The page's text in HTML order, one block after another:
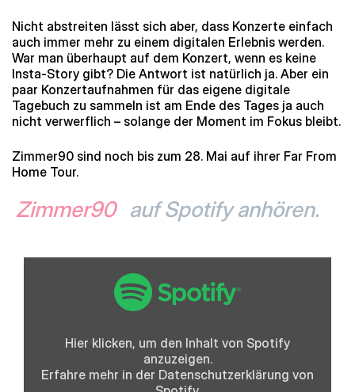
Nicht abstreiten lässt sich aber, dass Konzerte einfach
auch immer mehr zu einem digitalen Erlebnis werden.
War man überhaupt auf dem Konzert, wenn es keine
Insta-Story gibt? Die Antwort ist natürlich ja. Aber ein
paar Konzertaufnahmen für das eigene digitale
Tagebuch zu sammeln ist am Ende des Tages ja auch
nicht verwerflich – solange der Moment im Fokus bleibt.
Zimmer90 sind noch bis zum 28. Mai auf ihrer Far From
Home Tour.
Zimmer90 auf Spotify anhören.
Hier klicken, um den Inhalt von Spotify
anzuzeigen.
Erfahre mehr in der Datenschutzerklärung von